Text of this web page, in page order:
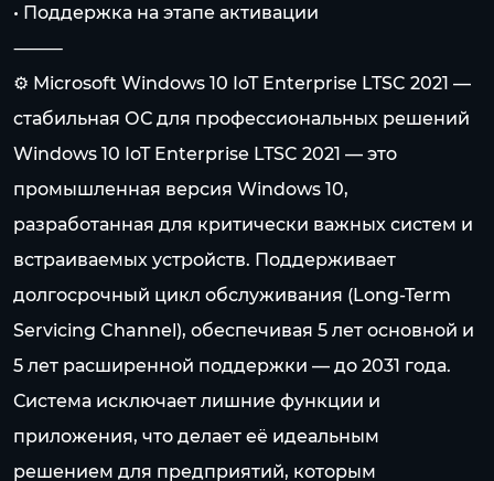
• Поддержка на этапе активации
⸻
⚙️ Microsoft Windows 10 IoT Enterprise LTSC 2021 —
стабильная ОС для профессиональных решений
Windows 10 IoT Enterprise LTSC 2021 — это
промышленная версия Windows 10,
разработанная для критически важных систем и
встраиваемых устройств. Поддерживает
долгосрочный цикл обслуживания (Long-Term
Servicing Channel), обеспечивая 5 лет основной и
5 лет расширенной поддержки — до 2031 года.
Система исключает лишние функции и
приложения, что делает её идеальным
решением для предприятий, которым